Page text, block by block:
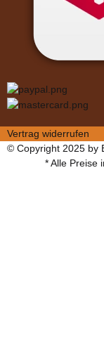
Vertrag widerrufen
© Copyright 2025 by
* Alle Preise